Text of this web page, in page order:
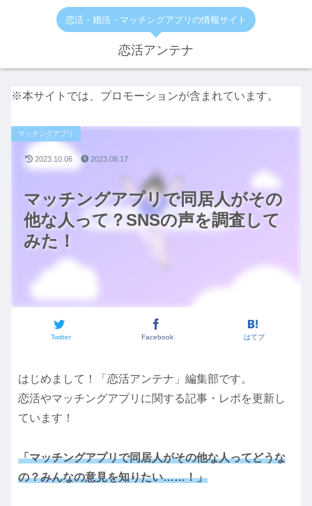
恋活・婚活・マッチングアプリの情報サイト
恋活アンテナ
※本サイトでは、プロモーションが含まれています。
マッチングアプリで同居人がその
他な人って？SNSの声を調査して
みた！
マッチングアプリ
Twitter Facebook はてブ
2023.10.06 2023.08.17
はじめまして！「恋活アンテナ」編集部です。
恋活やマッチングアプリに関する記事・レポを更新し
ています！
「マッチングアプリで同居人がその他な人ってどうな
の？みんなの意見を知りたい……！」